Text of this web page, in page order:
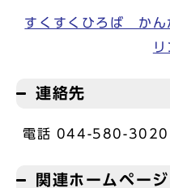
すくすくひろば かん
リ
連絡先
電話 044-580-3020
関連ホームページ